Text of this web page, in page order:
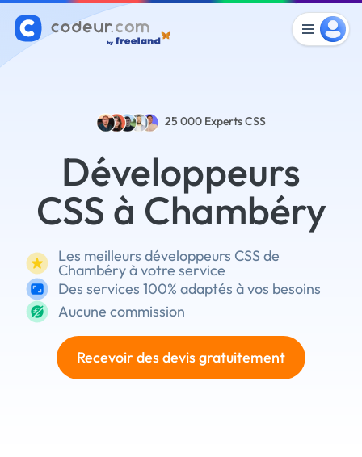
25 000 Experts CSS
Développeurs
CSS à Chambéry
Les meilleurs développeurs CSS de
Chambéry à votre service
Des services 100% adaptés à vos besoins
Aucune commission
Recevoir des devis gratuitement